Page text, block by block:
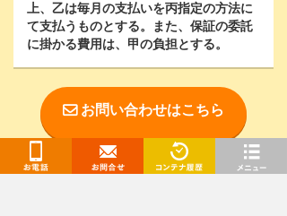
上、乙は毎月の支払いを丙指定の方法に
て支払うものとする。また、保証の委託
に掛かる費用は、甲の負担とする。
お問い合わせはこちら